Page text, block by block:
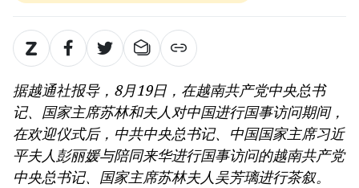
据越通社报导，8月19日，在越南共产党中央总书
记、国家主席苏林和夫人对中国进行国事访问期间，
在欢迎仪式后，中共中央总书记、中国国家主席习近
平夫人彭丽媛与陪同来华进行国事访问的越南共产党
中央总书记、国家主席苏林夫人吴芳璃进行茶叙。